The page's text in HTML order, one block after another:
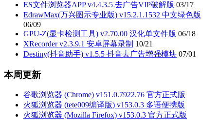
ES文件浏览器APP v4.4.3.5 去广告VIP破解版 03/17
EdrawMax(万兴图示专业版) v15.2.1.1532 中文绿色版
06/09
GPU-Z(显卡检测工具) v2.70.00 汉化单文件版 06/18
XRecorder v2.3.9.1 安卓屏幕录制 10/21
Destiny(抖音助手) v1.5.5 抖音去广告增强模块 07/01
本周更新
谷歌浏览器 (Chrome) v151.0.7922.76 官方正式版
火狐浏览器 (tete009编译版) v153.0.3 多语便携版
火狐浏览器 (Mozilla Firefox) v153.0.3 官方正式版